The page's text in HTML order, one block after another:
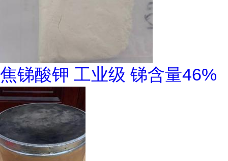
焦锑酸钾 工业级 锑含量46%